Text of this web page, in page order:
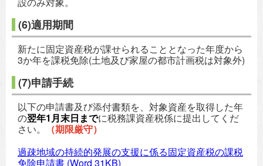
(6)適用期間
新たに固定資産税が課せられることとなった年度から
3か年を課税免除(土地及び家屋の都市計画税は対象外)
(7)申請手続
以下の申請書及び添付書類を、対象資産を取得した年
の翌年1月末日までに税務課資産税係に提出してくだ
さい。
（期限厳守）
過疎地域の持続的発展の支援に係る固定資産税の課税
免除申請書 (Word 31KB)